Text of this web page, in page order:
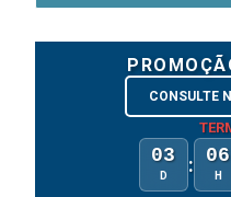
CONSULTE
03
D : 06
H